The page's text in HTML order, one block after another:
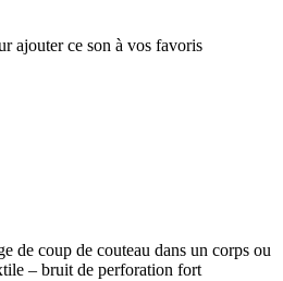
de coup de couteau dans un corps ou
– bruit de perforation fort